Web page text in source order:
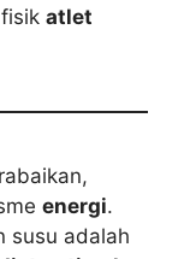
fisik atlet
energi.
susu adalah